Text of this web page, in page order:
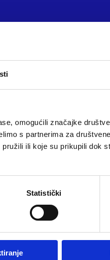
omogućili značajke
s partnerima za
ili koje su prikupili dok
Statistički